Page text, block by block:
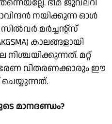
ഭീമ ജുവലറി
നയിക്കുന്ന ഓള്‍
മര്‍ച്ചന്റ്‌സ്
കാലങ്ങളായി
മറ്റ്
വിതരണക്കാരും ഈ
മാനദണ്ഡം?